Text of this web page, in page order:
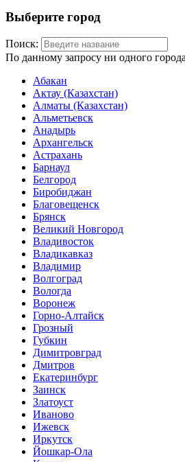
Выберите город
Поиск:
По данному запросу ни одного
Абакан
Актау (Казахстан)
Алматы (Казахстан)
Альметьевск
Анадырь
Архангельск
Астрахань
Барнаул
Белгород
Биробиджан
Благовещенск
Брянск
Великий Новгород
Владивосток
Владикавказ
Владимир
Волгоград
Вологда
Воронеж
Горно-Алтайск
Грозный
Губкин
Димитровград
Дмитров
Екатеринбург
Заинск
Златоуст
Иваново
Ижевск
Иркутск
Йошкар-Ола